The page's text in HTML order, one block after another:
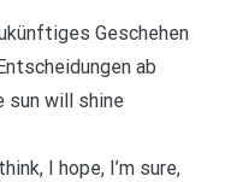
Geschehen
ab
sun will shine
I hope, I’m sure,